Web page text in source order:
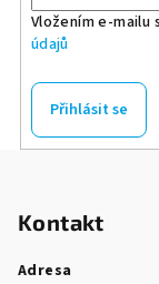
Vložením e-mailu
údajů
Přihlásit se
Kontakt
Adresa